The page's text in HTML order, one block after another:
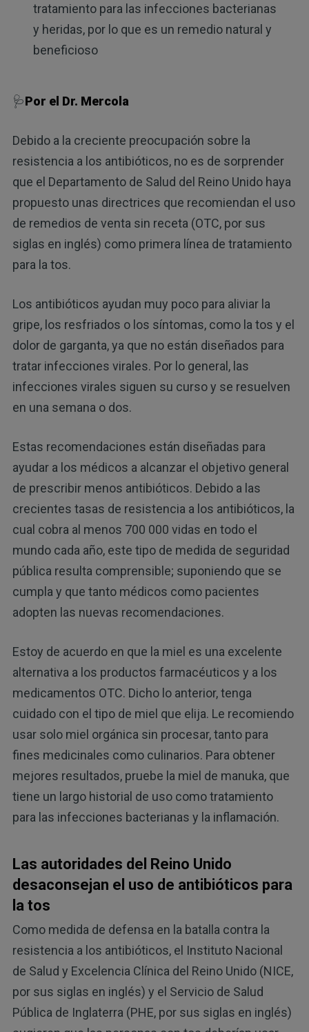
tratamiento para las infecciones bacterianas
y heridas, por lo que es un remedio natural y
beneficioso
🩺Por el Dr. Mercola
Debido a la creciente preocupación sobre la
resistencia a los antibióticos, no es de sorprender
que el Departamento de Salud del Reino Unido haya
propuesto unas directrices que recomiendan el uso
de remedios de venta sin receta (OTC, por sus
siglas en inglés) como primera línea de tratamiento
para la tos.
Los antibióticos ayudan muy poco para aliviar la
gripe, los resfriados o los síntomas, como la tos y el
dolor de garganta, ya que no están diseñados para
tratar infecciones virales. Por lo general, las
infecciones virales siguen su curso y se resuelven
en una semana o dos.
Estas recomendaciones están diseñadas para
ayudar a los médicos a alcanzar el objetivo general
de prescribir menos antibióticos. Debido a las
crecientes tasas de resistencia a los antibióticos, la
cual cobra al menos 700 000 vidas en todo el
mundo cada año, este tipo de medida de seguridad
pública resulta comprensible; suponiendo que se
cumpla y que tanto médicos como pacientes
adopten las nuevas recomendaciones.
Estoy de acuerdo en que la miel es una excelente
alternativa a los productos farmacéuticos y a los
medicamentos OTC. Dicho lo anterior, tenga
cuidado con el tipo de miel que elija. Le recomiendo
usar solo miel orgánica sin procesar, tanto para
fines medicinales como culinarios. Para obtener
mejores resultados, pruebe la miel de manuka, que
tiene un largo historial de uso como tratamiento
para las infecciones bacterianas y la inflamación.
Las autoridades del Reino Unido
desaconsejan el uso de antibióticos para
la tos
Como medida de defensa en la batalla contra la
resistencia a los antibióticos, el Instituto Nacional
de Salud y Excelencia Clínica del Reino Unido (NICE,
por sus siglas en inglés) y el Servicio de Salud
Pública de Inglaterra (PHE, por sus siglas en inglés)